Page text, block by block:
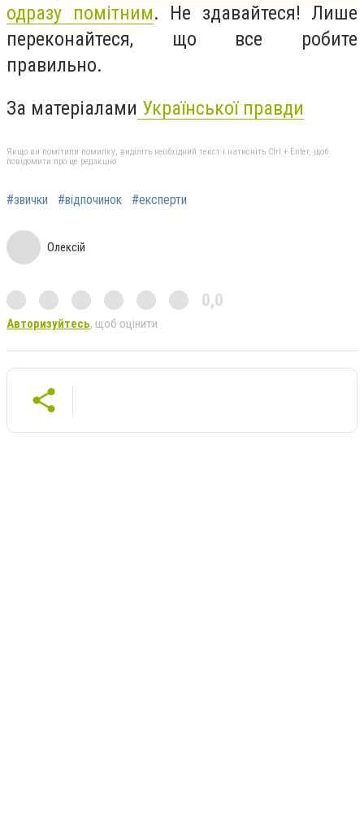
одразу помітним. Не здавайтеся! Лише
переконайтеся, що все робите
правильно.
За матеріалами Української правди
Якщо ви помітили помилку, виділіть необхідний текст і натисніть Ctrl + Enter, щоб
повідомити про це редакцію
#звички #відпочинок #експерти
Олексій
0,0
Авторизуйтесь, щоб оцінити